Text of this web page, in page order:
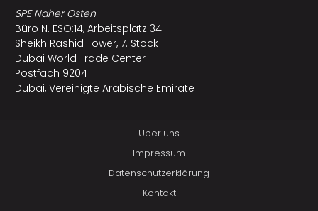
SPE Naher Osten
Büro N. ESO:14, Arbeitsplatz 34
Sheikh Rashid Tower, 7. Stock
Dubai World Trade Center
Postfach 9204
Dubai, Vereinigte Arabische Emirate
Über uns
Impressum
Datenschutzerklärung
Kontakt